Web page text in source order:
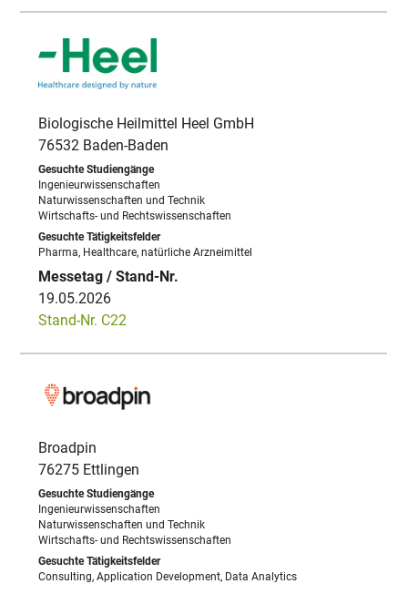
Biologische Heilmittel Heel GmbH
76532 Baden-Baden
Ingenieurwissenschaften
Naturwissenschaften und Technik
Wirtschafts- und Rechtswissenschaften
Pharma, Healthcare, natürliche Arzneimittel
19.05.2026
Stand-Nr. C22
Broadpin
76275 Ettlingen
Ingenieurwissenschaften
Naturwissenschaften und Technik
Wirtschafts- und Rechtswissenschaften
Consulting, Application Development, Data Analytics